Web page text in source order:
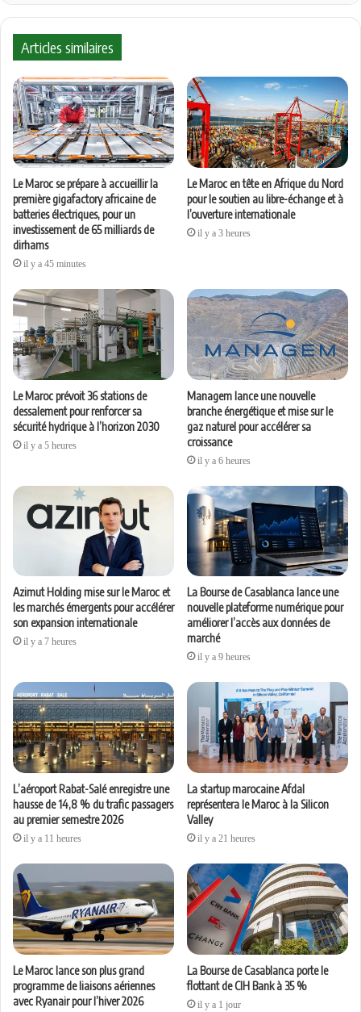
Articles similaires
Le Maroc se prépare à accueillir la
première gigafactory africaine de
batteries électriques, pour un
investissement de 65 milliards de
dirhams
il y a 45 minutes
Le Maroc en tête en Afrique du Nord
pour le soutien au libre-échange et à
l’ouverture internationale
il y a 3 heures
Le Maroc prévoit 36 stations de
dessalement pour renforcer sa
sécurité hydrique à l’horizon 2030
il y a 5 heures
Managem lance une nouvelle
branche énergétique et mise sur le
gaz naturel pour accélérer sa
croissance
il y a 6 heures
Azimut Holding mise sur le Maroc et
les marchés émergents pour accélérer
son expansion internationale
il y a 7 heures
La Bourse de Casablanca lance une
nouvelle plateforme numérique pour
améliorer l’accès aux données de
marché
il y a 9 heures
L’aéroport Rabat-Salé enregistre une
hausse de 14,8 % du trafic passagers
au premier semestre 2026
il y a 11 heures
La startup marocaine Afdal
représentera le Maroc à la Silicon
Valley
il y a 21 heures
Le Maroc lance son plus grand
programme de liaisons aériennes
avec Ryanair pour l’hiver 2026
La Bourse de Casablanca porte le
flottant de CIH Bank à 35 %
il y a 1 jour